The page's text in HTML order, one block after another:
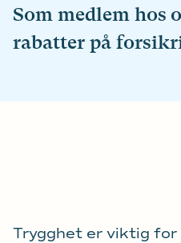
Som medlem hos
rabatter på
Trygghet er viktig for